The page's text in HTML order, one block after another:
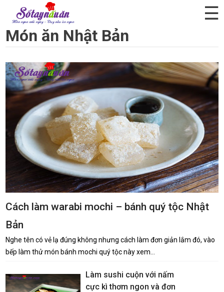
☰
Món ăn Nhật Bản
Cách làm warabi mochi – bánh quý tộc Nhật
Bản
Nghe tên có vẻ lạ đúng không nhưng cách làm đơn giản lắm đó, vào
bếp làm thử món bánh mochi quý tộc này xem…
Làm sushi cuộn với nấm
cực kì thơm ngon và đơn